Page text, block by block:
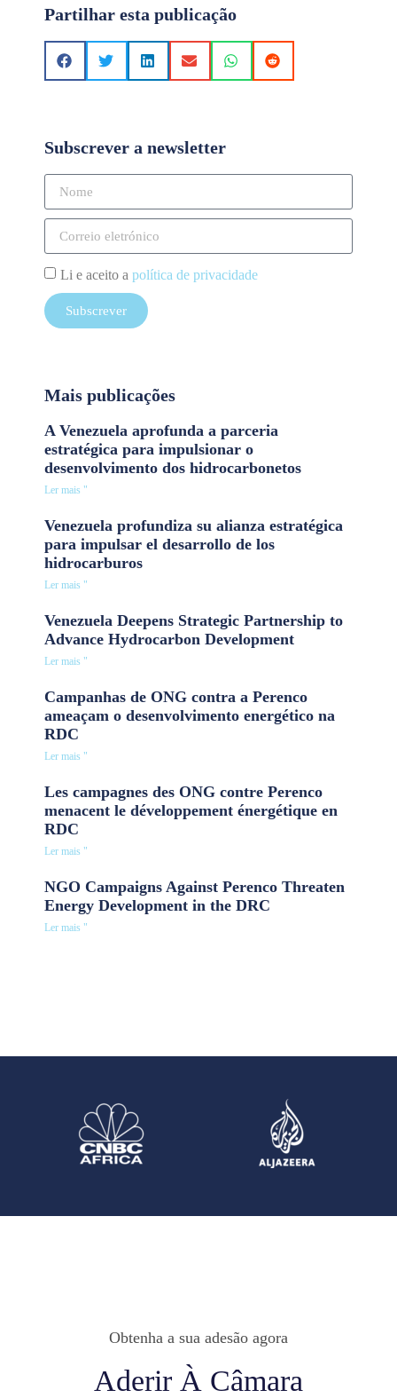
Partilhar esta publicação
Subscrever a newsletter
Li e aceito a política de privacidade
Subscrever
Mais publicações
A Venezuela aprofunda a parceria
estratégica para impulsionar o
desenvolvimento dos hidrocarbonetos
Ler mais "
Venezuela profundiza su alianza estratégica
para impulsar el desarrollo de los
hidrocarburos
Ler mais "
Venezuela Deepens Strategic Partnership to
Advance Hydrocarbon Development
Ler mais "
Campanhas de ONG contra a Perenco
ameaçam o desenvolvimento energético na
RDC
Ler mais "
Les campagnes des ONG contre Perenco
menacent le développement énergétique en
RDC
Ler mais "
NGO Campaigns Against Perenco Threaten
Energy Development in the DRC
Ler mais "
Obtenha a sua adesão agora
Aderir À Câmara